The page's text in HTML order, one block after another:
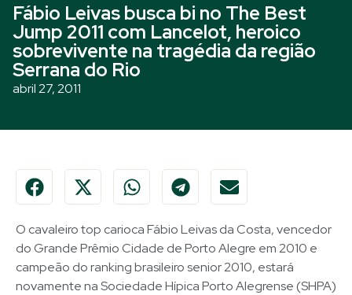
Fábio Leivas busca bi no The Best
Jump 2011 com Lancelot, heroico
sobrevivente na tragédia da região
Serrana do Rio
abril 27, 2011
O cavaleiro top carioca Fábio Leivas da Costa, vencedor
do Grande Prêmio Cidade de Porto Alegre em 2010 e
campeão do ranking brasileiro senior 2010, estará
novamente na Sociedade Hípica Porto Alegrense (SHPA)